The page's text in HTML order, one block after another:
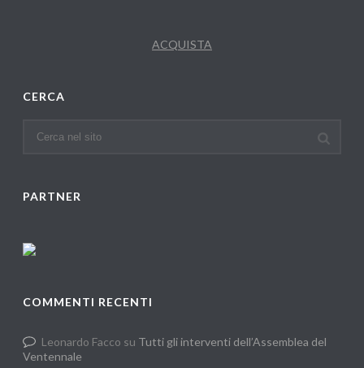
ACQUISTA
CERCA
PARTNER
COMMENTI RECENTI
Leonardo Facco su Tutti gli interventi dell’Assemblea del
Ventennale